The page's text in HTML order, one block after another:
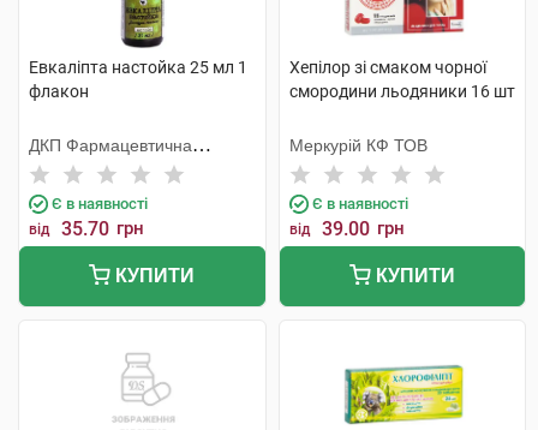
Евкаліпта настойка 25 мл 1
флакон
ДКП Фармацевтична
фабрика
Є в наявності
від 35.70 грн
КУПИТИ
Хепілор зі смаком чорної
смородини льодяники 16 шт
Меркурій КФ ТОВ
Є в наявності
від 39.00 грн
КУПИТИ